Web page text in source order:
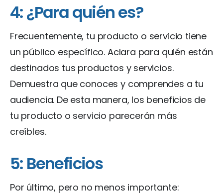
4: ¿Para quién es?
Frecuentemente, tu producto o servicio tiene
un público específico. Aclara para quién están
destinados tus productos y servicios.
Demuestra que conoces y comprendes a tu
audiencia. De esta manera, los beneficios de
tu producto o servicio parecerán más
creíbles.
5: Beneficios
Por último, pero no menos importante: